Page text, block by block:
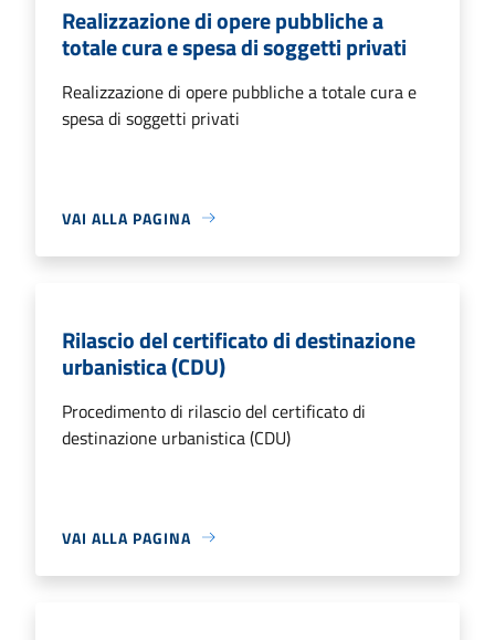
Realizzazione di opere pubbliche a
totale cura e spesa di soggetti privati
Realizzazione di opere pubbliche a totale cura e
spesa di soggetti privati
VAI ALLA PAGINA
Rilascio del certificato di destinazione
urbanistica (CDU)
Procedimento di rilascio del certificato di
destinazione urbanistica (CDU)
VAI ALLA PAGINA